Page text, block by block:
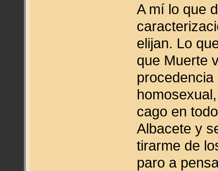
A mí lo que
elijan. Lo
que Muerte
cago en
Albacete y
tirarme de
paro a